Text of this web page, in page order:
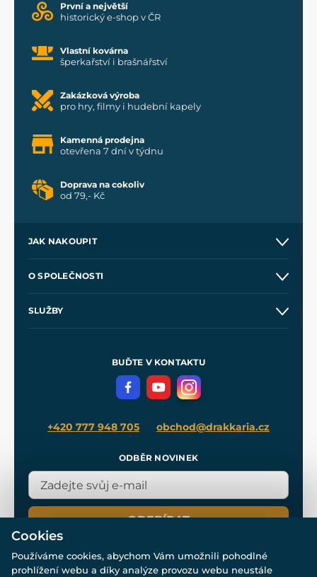
První a největší
historický e-shop v ČR
Vlastní kovárna
šperkařství i brašnářství
Zakázková výroba
pro hry, filmy i hudební kapely
Kamenná prodejna
otevřena 7 dní v týdnu
Doprava na cokoliv
od 79,- Kč
JAK NAKOUPIT
Velkoobchod
O SPOLEČNOSTI
SLUŽBY
Meče pro Kingdom Come
BUĎTE V KONTAKTU
+420 777 948 705 obchod@drakkaria.cz
ODBĚR NOVINEK
ODEBÍRAT
Cookies
Používáme cookies, abychom Vám umožnili pohodlné
prohlížení webu a díky analýze provozu webu neustále